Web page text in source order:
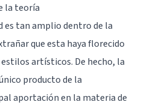
la teoría
es tan amplio dentro de la
que esta haya florecido
artísticos. De hecho, la
producto de la
aportación en la materia de